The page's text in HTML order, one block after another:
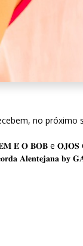
no
𝐄́ 𝐎 𝐁𝐎𝐁 e
𝐀𝐥𝐞𝐧𝐭𝐞𝐣𝐚𝐧𝐚 𝐛𝐲